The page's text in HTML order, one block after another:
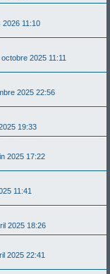
2026 11:10
2025 11:11
2025 22:56
19:33
2025 17:22
11:41
2025 18:26
2025 22:41